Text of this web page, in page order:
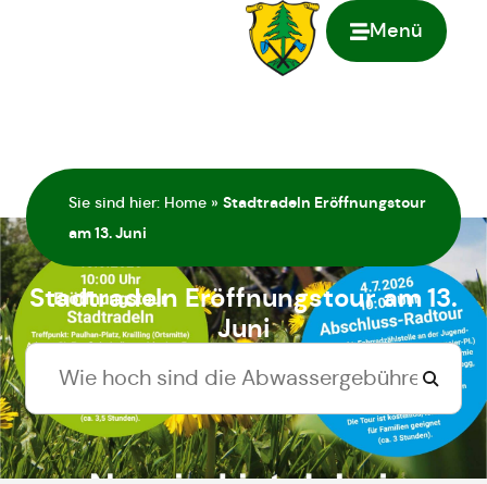
Menü
Sie sind hier: Home » Stadtradeln Eröffnungstour
am 13. Juni
Stadtradeln Eröffnungstour am 13.
Juni